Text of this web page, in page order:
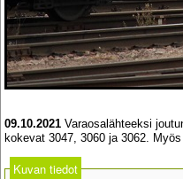
09.10.2021 Varaosalähteeksi
kokevat 3047, 3060 ja 3062.
Kuvan tiedot